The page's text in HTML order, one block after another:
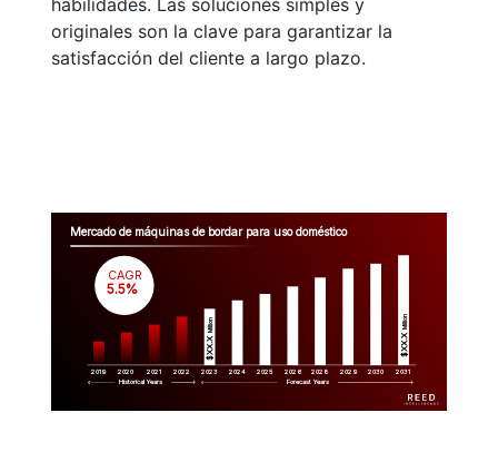
habilidades. Las soluciones simples y
originales son la clave para garantizar la
satisfacción del cliente a largo plazo.
Mercado de máquinas de bordar para uso doméstico
2019 2020 2021 2022 2023 2024 2025 2026 2028 2029 2030 2031
$XX.X
Million
$XX.X
Million
CAGR
5.5%
Historical Years Forecast Years